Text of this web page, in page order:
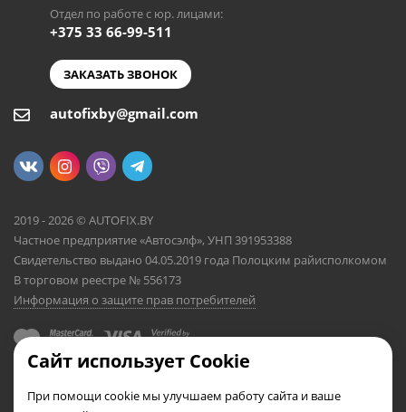
Отдел по работе с юр. лицами:
+375 33 66-99-511
ЗАКАЗАТЬ ЗВОНОК
autofixby@gmail.com
2019 - 2026 © AUTOFIX.BY
Частное предприятие «Автосэлф», УНП 391953388
Свидетельство выдано 04.05.2019 года Полоцким райисполкомом
В торговом реестре № 556173
Информация о защите прав потребителей
Сайт использует Cookie
При помощи cookie мы улучшаем работу сайта и ваше